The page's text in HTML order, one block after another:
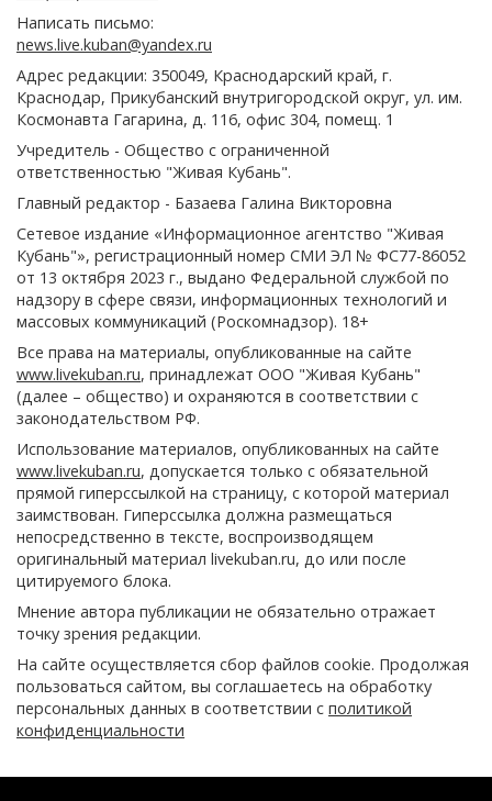
Написать письмо:
news.live.kuban@yandex.ru
Адрес редакции: 350049, Краснодарский край, г.
Краснодар, Прикубанский внутригородской округ, ул. им.
Космонавта Гагарина, д. 116, офис 304, помещ. 1
Учредитель - Общество с ограниченной
ответственностью "Живая Кубань".
Главный редактор - Базаева Галина Викторовна
Сетевое издание «Информационное агентство "Живая
Кубань"», регистрационный номер СМИ ЭЛ № ФС77-86052
от 13 октября 2023 г., выдано Федеральной службой по
надзору в сфере связи, информационных технологий и
массовых коммуникаций (Роскомнадзор). 18+
Все права на материалы, опубликованные на сайте
www.livekuban.ru, принадлежат ООО "Живая Кубань"
(далее – общество) и охраняются в соответствии с
законодательством РФ.
Использование материалов, опубликованных на сайте
www.livekuban.ru, допускается только с обязательной
прямой гиперссылкой на страницу, с которой материал
заимствован. Гиперссылка должна размещаться
непосредственно в тексте, воспроизводящем
оригинальный материал livekuban.ru, до или после
цитируемого блока.
Мнение автора публикации не обязательно отражает
точку зрения редакции.
На сайте осуществляется сбор файлов cookie. Продолжая
пользоваться сайтом, вы соглашаетесь на обработку
персональных данных в соответствии с политикой
конфиденциальности